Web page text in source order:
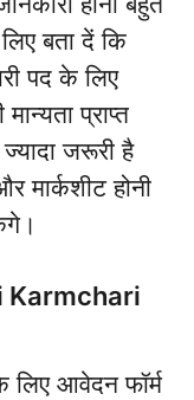
बता दें कि
पद के लिए
प्राप्त
जरूरी है
होनी
Karmchari
लिए आवेदन फॉर्म